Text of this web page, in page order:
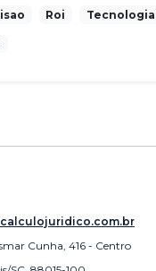
Roi
Cunha, 416 - Centro